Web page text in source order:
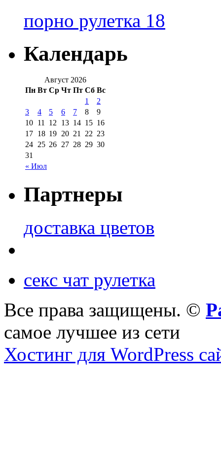
порно рулетка 18
Календарь
Август 2026
Пн Вт Ср Чт Пт Сб Вс
« Июл
1
2
3
4 5 6 7 8
9
10 11 12 13 14 15 16
17 18 19 20 21 22 23
24 25 26 27 28 29 30
31
Партнеры
доставка цветов
секс чат рулетка
Все права защищены. ©
самое лучшее из сети
Хостинг для WordPress